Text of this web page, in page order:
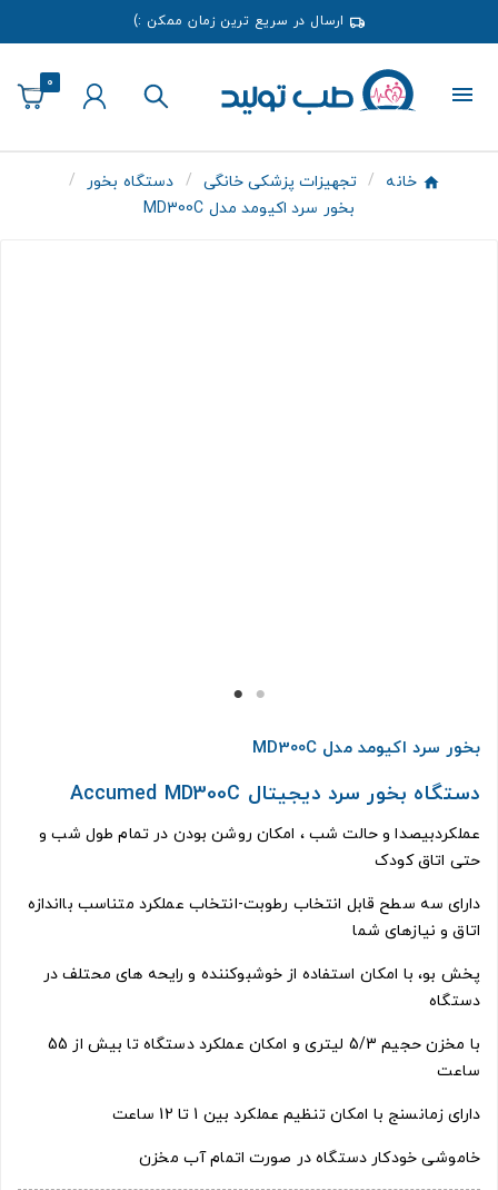
ارسال در سریع ترین زمان ممکن :)
0
خانه تجهیزات پزشکی خانگی
دستگاه بخور
بخور سرد اکیومد مدل MD300C
بخور سرد اکیومد مدل MD300C
دستگاه بخور سرد دیجیتال Accumed MD300C
عملکردبیصدا و حالت شب ، امکان روشن بودن در تمام طول شب و
حتی اتاق کودک
دارای سه سطح قابل انتخاب رطوبت-انتخاب عملکرد متناسب بااندازه
اتاق و نیازهای شما
پخش بو، با امکان استفاده از خوشبوکننده و رایحه های محتلف در
دستگاه
با مخزن حجیم 5/3 لیتری و امکان عملکرد دستگاه تا بیش از 55
ساعت
دارای زمانسنج با امکان تنظیم عملکرد بین 1 تا 12 ساعت
خاموشی خودکار دستگاه در صورت اتمام آب مخزن